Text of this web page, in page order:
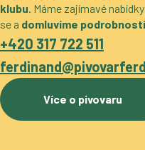
klubu. Máme zajímavé nabídky
se a domluvíme podrobnosti
+420 317 722 511
Více o pivovaru